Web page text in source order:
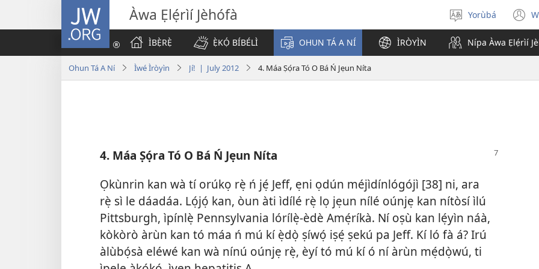
JW.ORG Àwa Ẹlẹ́rìí Jèhófà
Yan
èdè
Yorùbá
ÌBẸ̀RẸ̀
Ẹ̀KỌ́ BÍBÉLÌ OHUN TÁ A NÍ ÌRÒYÌN Nípa Àwa Ẹlẹ́rìí
Ohun Tá A Ní Ìwé Ìròyìn Jí! | July 2012 4. Máa Ṣọ́ra Tó O Bá Ń Jẹun Níta
4. Máa Ṣọ́ra Tó O Bá Ń Jẹun Níta
Ọkùnrin kan wà tí orúkọ rẹ̀ ń jẹ́ Jeff, ẹni ọdún méjìdínlógójì [38] ni, ara
rẹ̀ sì le dáadáa. Lọ́jọ́ kan, òun àti ìdílé rẹ̀ lọ jẹun nílé oúnjẹ kan nítòsí ìlú
Pittsburgh, ìpínlẹ̀ Pennsylvania lórílẹ̀-èdè Amẹ́ríkà. Ní oṣù kan lẹ́yìn náà,
kòkòrò àrùn kan tó máa ń mú kí ẹ̀dọ̀ ṣíwọ́ iṣẹ́ ṣekú pa Jeff. Kí ló fà á? Irú
àlùbọ́sà eléwé kan wà nínú oúnjẹ rẹ̀, èyí tó mú kí ó ní àrùn mẹ́dọ̀wú, ti